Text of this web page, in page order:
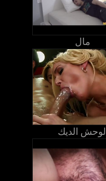
مال
الوحش الديك